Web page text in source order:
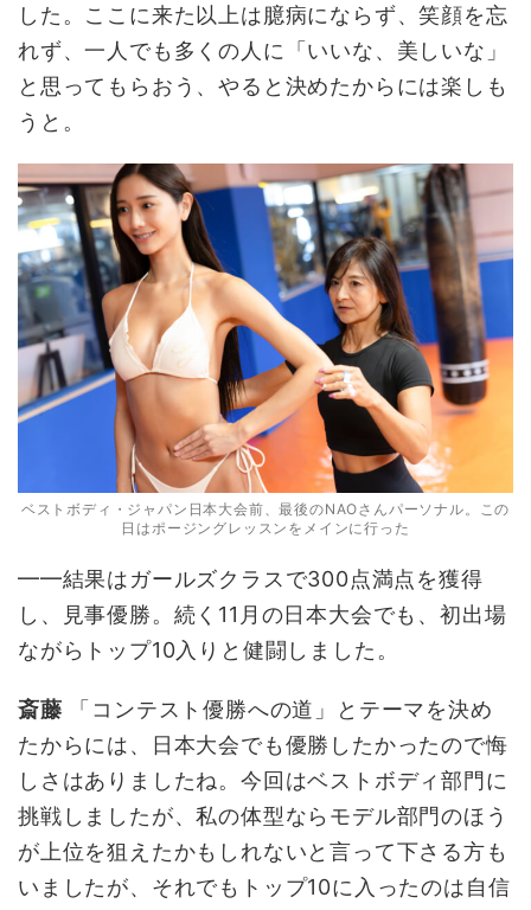
した。ここに来た以上は臆病にならず、笑顔を忘
れず、一人でも多くの人に「いいな、美しいな」
と思ってもらおう、やると決めたからには楽しも
うと。
ベストボディ・ジャパン日本大会前、最後のNAOさんパーソナル。この
日はポージングレッスンをメインに行った
━━結果はガールズクラスで300点満点を獲得
し、見事優勝。続く11月の日本大会でも、初出場
ながらトップ10入りと健闘しました。
斎藤 「コンテスト優勝への道」とテーマを決め
たからには、日本大会でも優勝したかったので悔
しさはありましたね。今回はベストボディ部門に
挑戦しましたが、私の体型ならモデル部門のほう
が上位を狙えたかもしれないと言って下さる方も
いましたが、それでもトップ10に入ったのは自信